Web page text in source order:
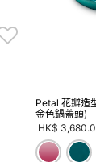
Petal 花瓣造
金色鍋蓋頭)
HK$